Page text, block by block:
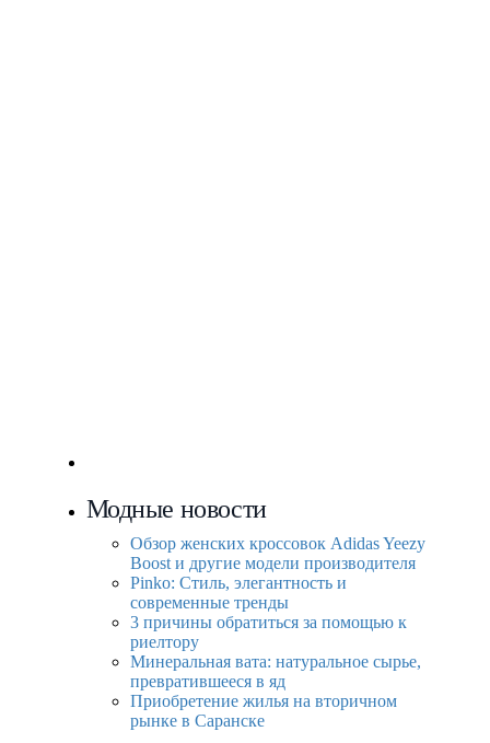
Модные новости
Обзор женских кроссовок Adidas Yeezy
Boost и другие модели производителя
Pinko: Стиль, элегантность и
современные тренды
3 причины обратиться за помощью к
риелтору
Минеральная вата: натуральное сырье,
превратившееся в яд
Приобретение жилья на вторичном
рынке в Саранске